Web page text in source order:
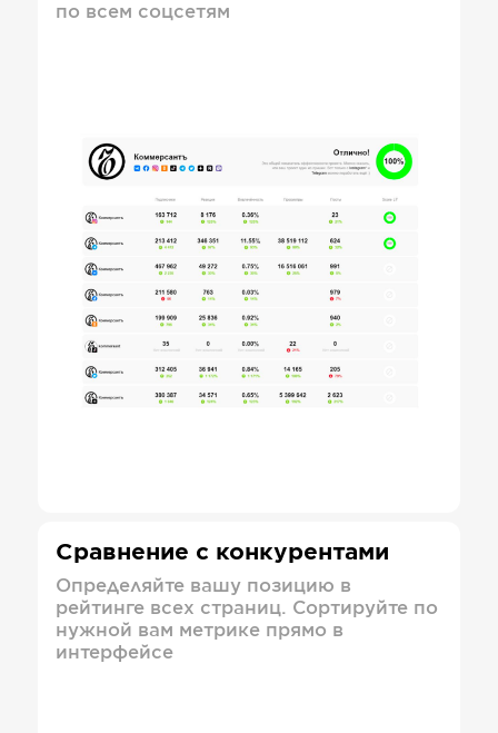
по всем соцсетям
Сравнение с конкурентами
Определяйте вашу позицию в
рейтинге всех страниц. Сортируйте по
нужной вам метрике прямо в
интерфейсе